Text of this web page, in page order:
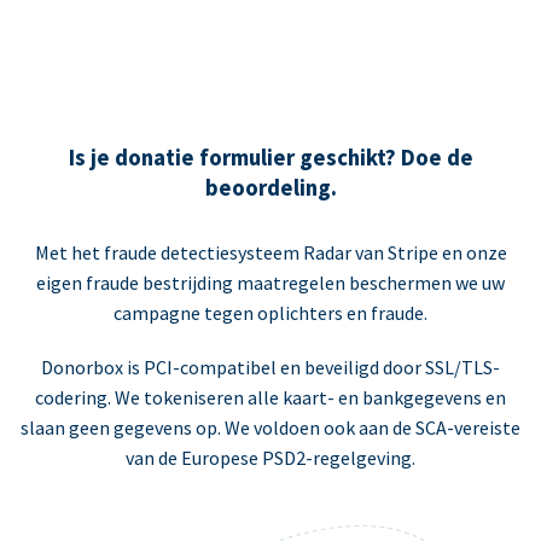
Is je donatie formulier geschikt? Doe de
beoordeling.
Met het fraude detectiesysteem Radar van Stripe en onze
eigen fraude bestrijding maatregelen beschermen we uw
campagne tegen oplichters en fraude.
Donorbox is PCI-compatibel en beveiligd door SSL/TLS-
codering. We tokeniseren alle kaart- en bankgegevens en
slaan geen gegevens op. We voldoen ook aan de SCA-vereiste
van de Europese PSD2-regelgeving.